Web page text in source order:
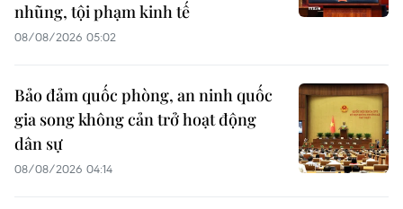
nhũng, tội phạm kinh tế
08/08/2026 05:02
Bảo đảm quốc phòng, an ninh quốc
gia song không cản trở hoạt động
dân sự
08/08/2026 04:14